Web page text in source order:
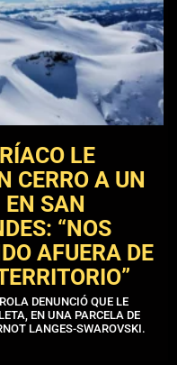
LE
CERRO A UN
EN SAN
“NOS
AFUERA DE
DENUNCIÓ QUE LE
EN UNA PARCELA DE
LANGES-SWAROVSKI.